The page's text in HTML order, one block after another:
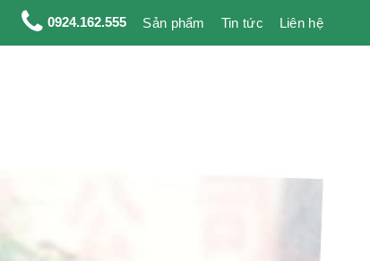
0924.162.555 Sản phẩm Tin tức Liên hệ